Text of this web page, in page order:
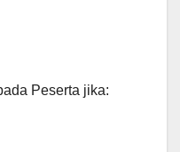
Peserta jika: